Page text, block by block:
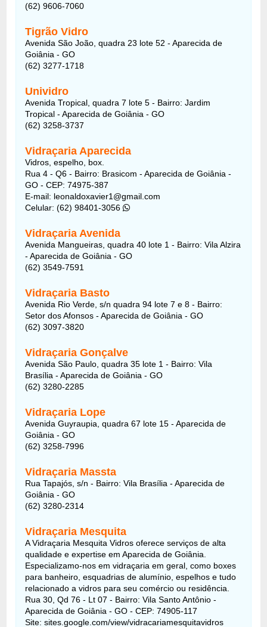
(62) 9606-7060
Tigrão Vidro
Avenida São João, quadra 23 lote 52 - Aparecida de
Goiânia - GO
(62) 3277-1718
Unividro
Avenida Tropical, quadra 7 lote 5 - Bairro: Jardim
Tropical - Aparecida de Goiânia - GO
(62) 3258-3737
Vidraçaria Aparecida
Vidros, espelho, box.
Rua 4 - Q6 - Bairro: Brasicom - Aparecida de Goiânia -
GO - CEP: 74975-387
E-mail: leonaldoxavier1@gmail.com
Celular: (62) 98401-3056
Vidraçaria Avenida
Avenida Mangueiras, quadra 40 lote 1 - Bairro: Vila Alzira
- Aparecida de Goiânia - GO
(62) 3549-7591
Vidraçaria Basto
Avenida Rio Verde, s/n quadra 94 lote 7 e 8 - Bairro:
Setor dos Afonsos - Aparecida de Goiânia - GO
(62) 3097-3820
Vidraçaria Gonçalve
Avenida São Paulo, quadra 35 lote 1 - Bairro: Vila
Brasília - Aparecida de Goiânia - GO
(62) 3280-2285
Vidraçaria Lope
Avenida Guyraupia, quadra 67 lote 15 - Aparecida de
Goiânia - GO
(62) 3258-7996
Vidraçaria Massta
Rua Tapajós, s/n - Bairro: Vila Brasília - Aparecida de
Goiânia - GO
(62) 3280-2314
Vidraçaria Mesquita
A Vidraçaria Mesquita Vidros oferece serviços de alta
qualidade e expertise em Aparecida de Goiânia.
Especializamo-nos em vidraçaria em geral, como boxes
para banheiro, esquadrias de alumínio, espelhos e tudo
relacionado a vidros para seu comércio ou residência.
Rua 30, Qd 76 - Lt 07 - Bairro: Vila Santo Antônio -
Aparecida de Goiânia - GO - CEP: 74905-117
Site: sites.google.com/view/vidracariamesquitavidros